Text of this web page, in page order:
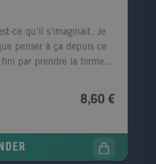
ce qu'il s'imaginait. Je
penser à ça depuis ce
par prendre la forme
Le Havre, ville de son
8,60 €